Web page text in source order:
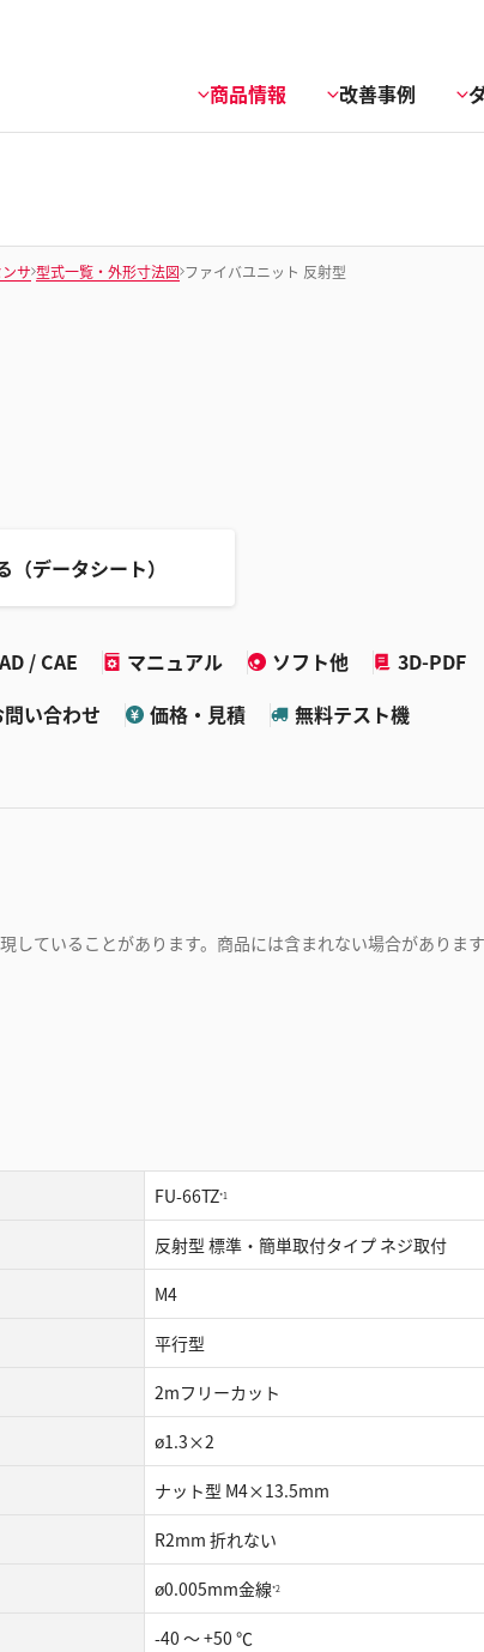
商品情報 改善事例
サ 型式一覧・外形寸法図 ファイバユニット 反射型
データシート）
/ CAE マニュアル ソフト他
3D-PDF
問い合わせ 価格・見積 無料テスト機
していることがあります。商品には含まれない場合がありま
FU-66TZ*1
反射型 標準・簡単取付タイプ ネジ取付
M4
平行型
2mフリーカット
ø1.3×2
ナット型 M4×13.5mm
R2mm 折れない
ø0.005mm金線*2
-40 ～ +50 ℃